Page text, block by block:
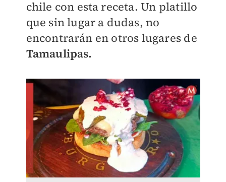
chile con esta receta. Un platillo
que sin lugar a dudas, no
encontrarán en otros lugares de
Tamaulipas.